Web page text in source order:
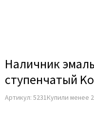
Наличник
ступенчатый
Артикул: 5231Купили менее